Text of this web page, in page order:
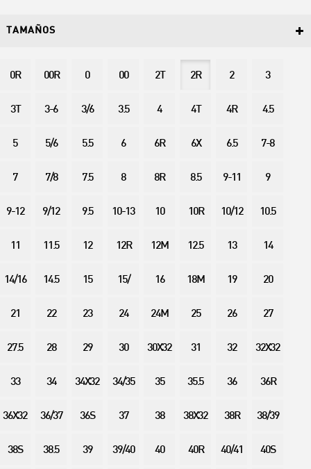
TAMAÑOS
0R 00R 0 00 2T 2R 2 3
3T 3-6 3/6 3.5 4 4T 4R 4.5
5 5/6 5.5 6 6R 6X 6.5 7-8
7 7/8 7.5 8 8R 8.5 9-11 9
9-12 9/12 9.5 10-13 10 10R 10/12 10.5
11 11.5 12 12R 12M 12.5 13 14
14/16 14.5 15 15/ 16 18M 19 20
21 22 23 24 24M 25 26 27
27.5 28 29 30 30X32 31 32 32X32
33 34 34X32 34/35 35 35.5 36 36R
36X32 36/37 36S 37 38 38X32 38R 38/39
38S 38.5 39 39/40 40 40R 40/41 40S